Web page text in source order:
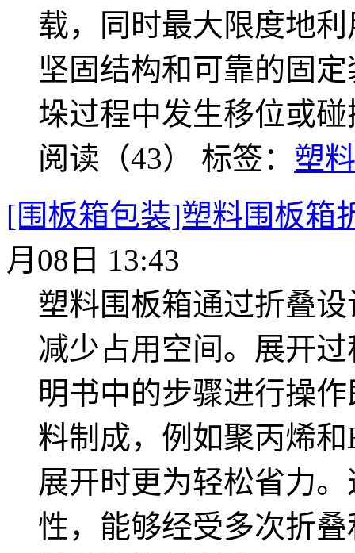
载，同时最大限度地
坚固结构和可靠的固
垛过程中发生移位或碰
阅读（43） 标签： 塑
[围板箱包装]塑料围板箱
月08日 13:43
塑料围板箱通过折叠
减少占用空间。展开
明书中的步骤进行操
料制成，例如聚丙烯
展开时更为轻松省力
性，能够经受多次折